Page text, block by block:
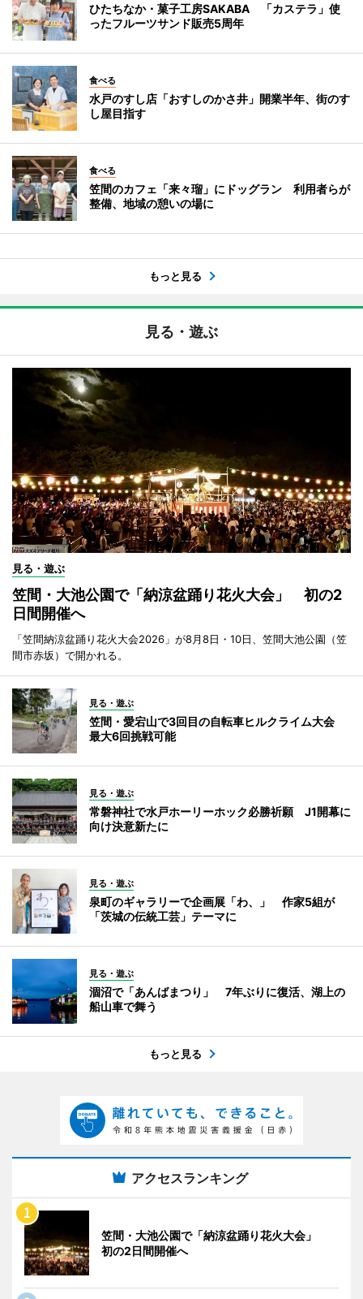
ひたちなか・菓子工房SAKABA 「カステラ」使
ったフルーツサンド販売5周年
食べる
水戸のすし店「おすしのかさ井」開業半年、街のす
し屋目指す
食べる
笠間のカフェ「来々瑠」にドッグラン 利用者らが
整備、地域の憩いの場に
もっと見る
見る・遊ぶ
見る・遊ぶ
笠間・大池公園で「納涼盆踊り花火大会」 初の2
日間開催へ
「笠間納涼盆踊り花火大会2026」が8月8日・10日、笠間大池公園（笠
間市赤坂）で開かれる。
見る・遊ぶ
笠間・愛宕山で3回目の自転車ヒルクライム大会
最大6回挑戦可能
見る・遊ぶ
常磐神社で水戸ホーリーホック必勝祈願 J1開幕に
向け決意新たに
見る・遊ぶ
泉町のギャラリーで企画展「わ、」 作家5組が
「茨城の伝統工芸」テーマに
見る・遊ぶ
涸沼で「あんばまつり」 7年ぶりに復活、湖上の
船山車で舞う
もっと見る
アクセスランキング
笠間・大池公園で「納涼盆踊り花火大会」
初の2日間開催へ